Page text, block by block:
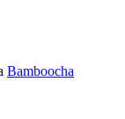
Bamboocha